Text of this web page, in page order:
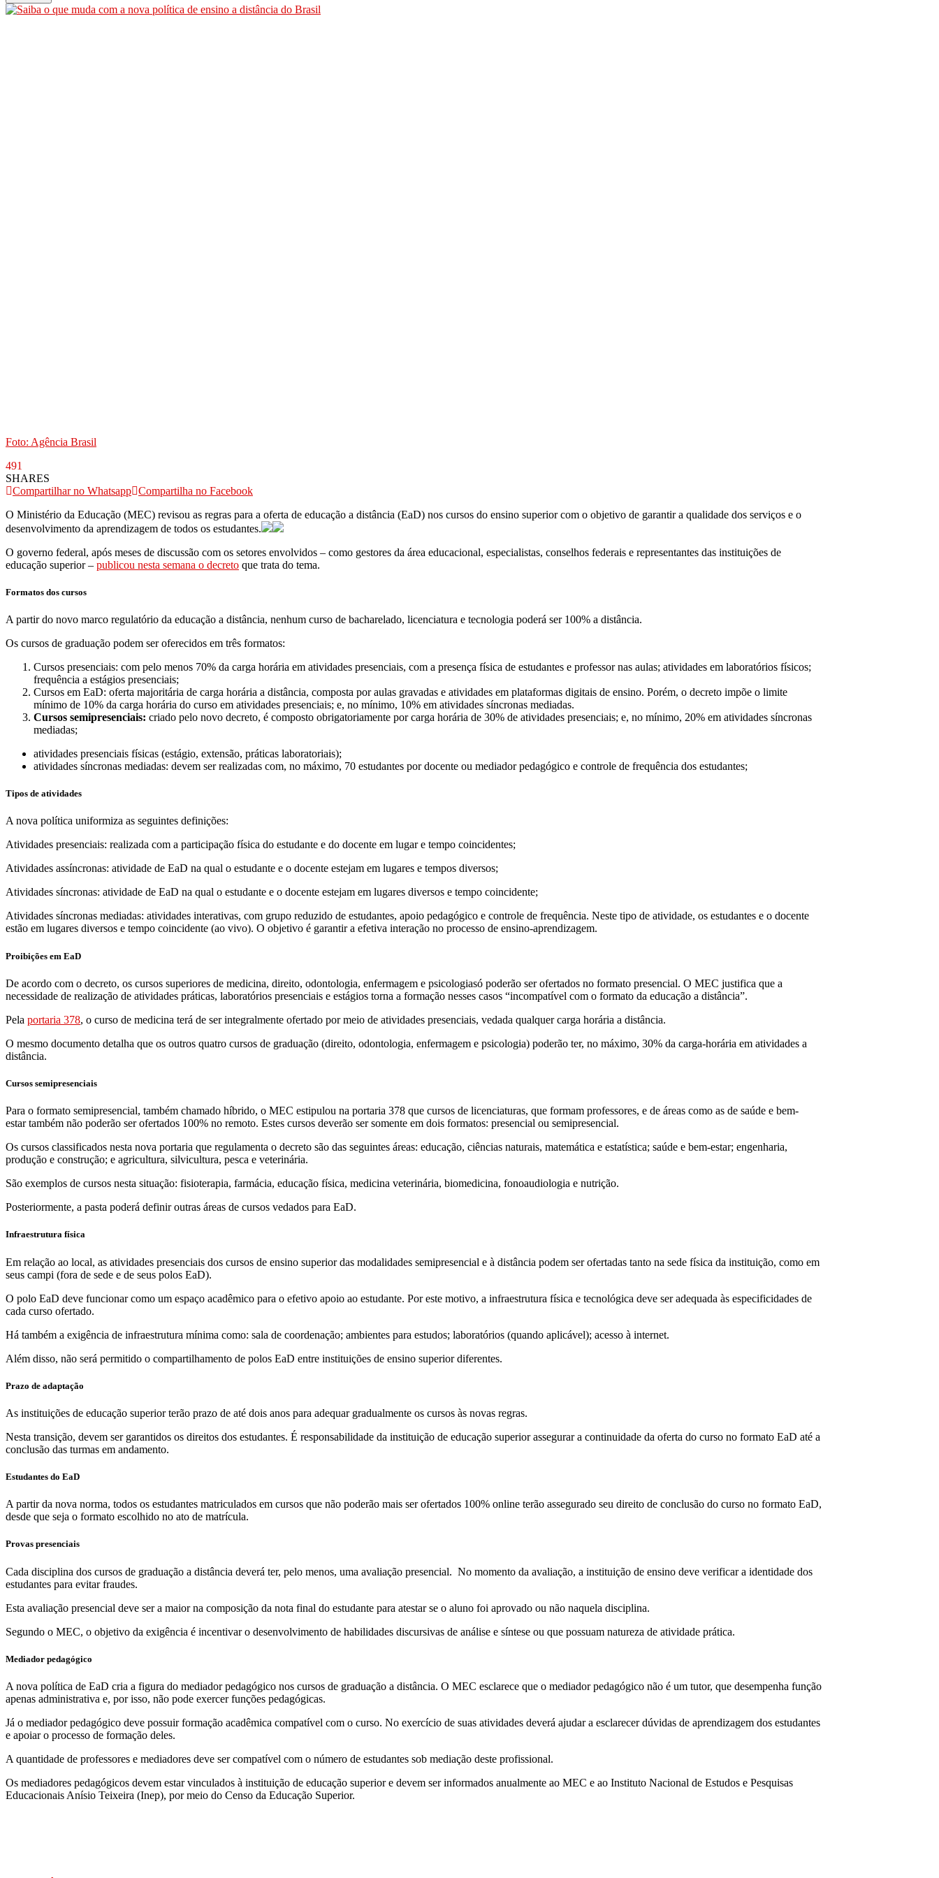
Foto: Agência Brasil
491
SHARES
Compartilhar no Whatsapp Compartilha no Facebook
O Ministério da Educação (MEC) revisou as regras para a oferta de educação a distância (EaD) nos cursos do ensino superior com o objetivo de garantir a qualidade dos serviços e o
desenvolvimento da aprendizagem de todos os estudantes.
O governo federal, após meses de discussão com os setores envolvidos – como gestores da área educacional, especialistas, conselhos federais e representantes das instituições de
educação superior – publicou nesta semana o decreto que trata do tema.
Formatos dos cursos
A partir do novo marco regulatório da educação a distância, nenhum curso de bacharelado, licenciatura e tecnologia poderá ser 100% a distância.
Os cursos de graduação podem ser oferecidos em três formatos:
Cursos presenciais: com pelo menos 70% da carga horária em atividades presenciais, com a presença física de estudantes e professor nas aulas; atividades em laboratórios físicos;
frequência a estágios presenciais;
Cursos em EaD: oferta majoritária de carga horária a distância, composta por aulas gravadas e atividades em plataformas digitais de ensino. Porém, o decreto impõe o limite
mínimo de 10% da carga horária do curso em atividades presenciais; e, no mínimo, 10% em atividades síncronas mediadas.
Cursos semipresenciais: criado pelo novo decreto, é composto obrigatoriamente por carga horária de 30% de atividades presenciais; e, no mínimo, 20% em atividades síncronas
mediadas;
atividades presenciais físicas (estágio, extensão, práticas laboratoriais);
atividades síncronas mediadas: devem ser realizadas com, no máximo, 70 estudantes por docente ou mediador pedagógico e controle de frequência dos estudantes;
Tipos de atividades
A nova política uniformiza as seguintes definições:
Atividades presenciais: realizada com a participação física do estudante e do docente em lugar e tempo coincidentes;
Atividades assíncronas: atividade de EaD na qual o estudante e o docente estejam em lugares e tempos diversos;
Atividades síncronas: atividade de EaD na qual o estudante e o docente estejam em lugares diversos e tempo coincidente;
Atividades síncronas mediadas: atividades interativas, com grupo reduzido de estudantes, apoio pedagógico e controle de frequência. Neste tipo de atividade, os estudantes e o docente
estão em lugares diversos e tempo coincidente (ao vivo). O objetivo é garantir a efetiva interação no processo de ensino-aprendizagem.
Proibições em EaD
De acordo com o decreto, os cursos superiores de medicina, direito, odontologia, enfermagem e psicologiasó poderão ser ofertados no formato presencial. O MEC justifica que a
necessidade de realização de atividades práticas, laboratórios presenciais e estágios torna a formação nesses casos “incompatível com o formato da educação a distância”.
Pela portaria 378, o curso de medicina terá de ser integralmente ofertado por meio de atividades presenciais, vedada qualquer carga horária a distância.
O mesmo documento detalha que os outros quatro cursos de graduação (direito, odontologia, enfermagem e psicologia) poderão ter, no máximo, 30% da carga-horária em atividades a
distância.
Cursos semipresenciais
Para o formato semipresencial, também chamado híbrido, o MEC estipulou na portaria 378 que cursos de licenciaturas, que formam professores, e de áreas como as de saúde e bem-
estar também não poderão ser ofertados 100% no remoto. Estes cursos deverão ser somente em dois formatos: presencial ou semipresencial.
Os cursos classificados nesta nova portaria que regulamenta o decreto são das seguintes áreas: educação, ciências naturais, matemática e estatística; saúde e bem-estar; engenharia,
produção e construção; e agricultura, silvicultura, pesca e veterinária.
São exemplos de cursos nesta situação: fisioterapia, farmácia, educação física, medicina veterinária, biomedicina, fonoaudiologia e nutrição.
Posteriormente, a pasta poderá definir outras áreas de cursos vedados para EaD.
Infraestrutura física
Em relação ao local, as atividades presenciais dos cursos de ensino superior das modalidades semipresencial e à distância podem ser ofertadas tanto na sede física da instituição, como em
seus campi (fora de sede e de seus polos EaD).
O polo EaD deve funcionar como um espaço acadêmico para o efetivo apoio ao estudante. Por este motivo, a infraestrutura física e tecnológica deve ser adequada às especificidades de
cada curso ofertado.
Há também a exigência de infraestrutura mínima como: sala de coordenação; ambientes para estudos; laboratórios (quando aplicável); acesso à internet.
Além disso, não será permitido o compartilhamento de polos EaD entre instituições de ensino superior diferentes.
Prazo de adaptação
As instituições de educação superior terão prazo de até dois anos para adequar gradualmente os cursos às novas regras.
Nesta transição, devem ser garantidos os direitos dos estudantes. É responsabilidade da instituição de educação superior assegurar a continuidade da oferta do curso no formato EaD até a
conclusão das turmas em andamento.
Estudantes do EaD
A partir da nova norma, todos os estudantes matriculados em cursos que não poderão mais ser ofertados 100% online terão assegurado seu direito de conclusão do curso no formato EaD,
desde que seja o formato escolhido no ato de matrícula.
Provas presenciais
Cada disciplina dos cursos de graduação a distância deverá ter, pelo menos, uma avaliação presencial. No momento da avaliação, a instituição de ensino deve verificar a identidade dos
estudantes para evitar fraudes.
Esta avaliação presencial deve ser a maior na composição da nota final do estudante para atestar se o aluno foi aprovado ou não naquela disciplina.
Segundo o MEC, o objetivo da exigência é incentivar o desenvolvimento de habilidades discursivas de análise e síntese ou que possuam natureza de atividade prática.
Mediador pedagógico
A nova política de EaD cria a figura do mediador pedagógico nos cursos de graduação a distância. O MEC esclarece que o mediador pedagógico não é um tutor, que desempenha função
apenas administrativa e, por isso, não pode exercer funções pedagógicas.
Já o mediador pedagógico deve possuir formação acadêmica compatível com o curso. No exercício de suas atividades deverá ajudar a esclarecer dúvidas de aprendizagem dos estudantes
e apoiar o processo de formação deles.
A quantidade de professores e mediadores deve ser compatível com o número de estudantes sob mediação deste profissional.
Os mediadores pedagógicos devem estar vinculados à instituição de educação superior e devem ser informados anualmente ao MEC e ao Instituto Nacional de Estudos e Pesquisas
Educacionais Anísio Teixeira (Inep), por meio do Censo da Educação Superior.